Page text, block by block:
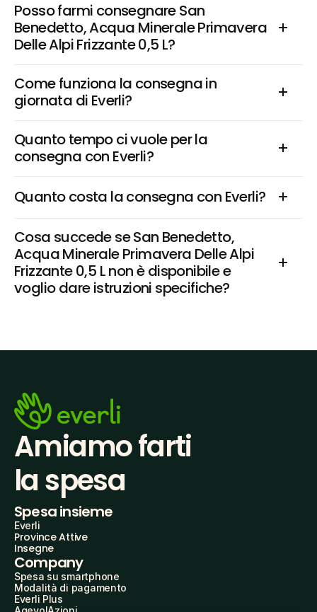
Posso farmi consegnare San
Benedetto, Acqua Minerale Primavera
Delle Alpi Frizzante 0,5 L?
Come funziona la consegna in
giornata di Everli?
Quanto tempo ci vuole per la
consegna con Everli?
Quanto costa la consegna con Everli?
Cosa succede se San Benedetto,
Acqua Minerale Primavera Delle Alpi
Frizzante 0,5 L non è disponibile e
voglio dare istruzioni specifiche?
Amiamo farti
la spesa
Spesa insieme
Everli
Province Attive
Insegne
Company
Spesa su smartphone
Modalità di pagamento
Everli Plus